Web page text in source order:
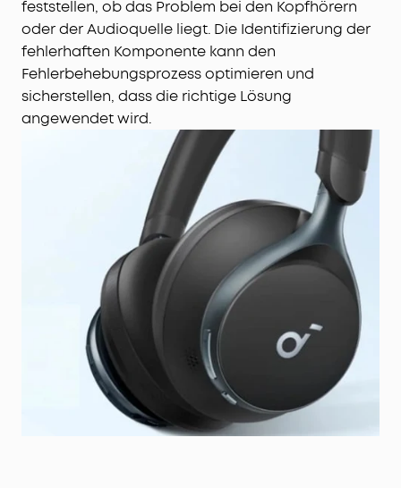
feststellen, ob das Problem bei den Kopfhörern
oder der Audioquelle liegt. Die Identifizierung der
fehlerhaften Komponente kann den
Fehlerbehebungsprozess optimieren und
sicherstellen, dass die richtige Lösung
angewendet wird.